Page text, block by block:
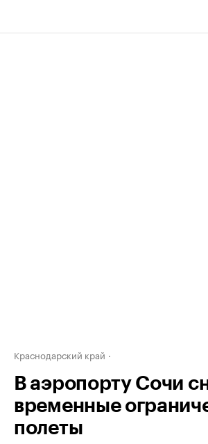
Краснодарский край
В аэропорту Сочи
временные
полеты